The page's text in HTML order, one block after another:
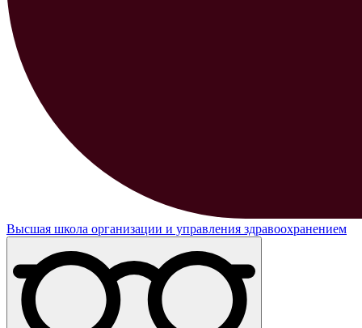
Высшая школа организации и управления здравоохранением